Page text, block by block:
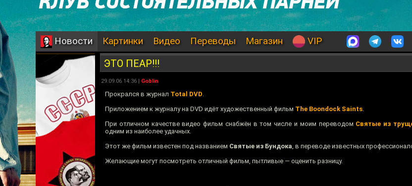
Новости Картинки Видео Переводы Магазин VIP
ЭТО ПЕАР!!!
29.09.06 14:36 | Goblin
Прокрался в журнал Total DVD.
Приложением к журналу на DVD идёт художественный фильм The Boondock Saints.
При отличном качестве видео фильм снабжён в том числе и моим переводом Святые из
одним из наиболее удачных.
Этот же фильм известен под названием Святые из Бундока, в переводе известных
Желающие могут посмотреть отличный фильм, пытливые — оценить разницу.